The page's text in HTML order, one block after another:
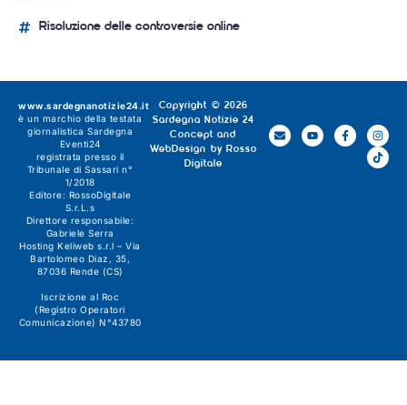
Risoluzione delle controversie online
Copyright © 2026
Sardegna Notizie 24
Concept and
WebDesign by Rosso
Digitale
www.sardegnanotizie24.it
è un marchio della testata
giornalistica Sardegna
Eventi24
registrata presso il
Tribunale di Sassari n°
1/2018
Editore: RossoDigitale
S.r.L.s
Direttore responsabile:
Gabriele Serra
Hosting Keliweb s.r.l – Via
Bartolomeo Diaz, 35,
87036 Rende (CS)
Iscrizione al Roc
(Registro Operatori
Comunicazione) N°43780